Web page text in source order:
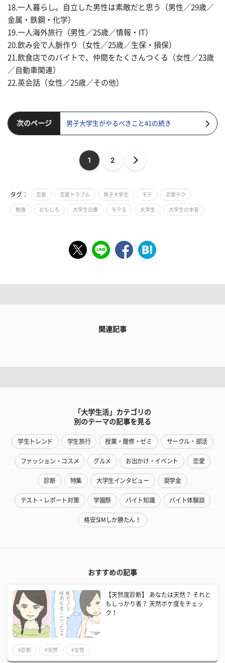
18.一人暮らし。自立した男性は素敵だと思う（男性／29歳／
金属・鉄鋼・化学）
19.一人海外旅行（男性／25歳／情報・IT）
20.飲み会で人脈作り（女性／25歳／生保・損保）
21.飲食店でのバイトで、仲間をたくさんつくる（女性／23歳
／自動車関連）
22.英会話（女性／25歳／その他）
次のページ 男子大学生がやるべきこと41の続き
1 2
タグ： 恋愛 恋愛トラブル 男子大学生 モテ 恋愛テク
勉強 おもしろ 大学生白書 モテる 大学生 大学生の本音
関連記事
「大学生活」カテゴリの
別のテーマの記事を見る
学生トレンド 学生旅行 授業・履修・ゼミ サークル・部活
ファッション・コスメ グルメ お出かけ・イベント 恋愛
診断 特集 大学生インタビュー 奨学金
テスト・レポート対策 学園祭 バイト知識 バイト体験談
格安SIMしか勝たん！
おすすめの記事
【天然度診断】 あなたは天然？ それと
もしっかり者？ 天然ボケ度をチェッ
ク！
#診断 #天然 #女性